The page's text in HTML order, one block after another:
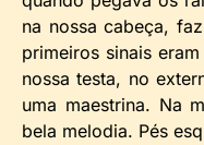
na nossa cabeça,
primeiros sinais
nossa testa, no
uma maestrina. Na
bela melodia. Pés